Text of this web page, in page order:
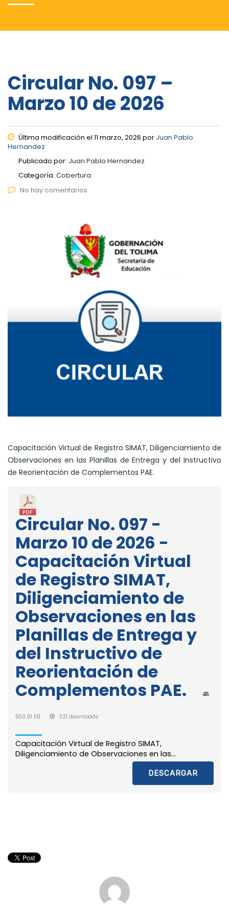
Circular No. 097 –
Marzo 10 de 2026
Última modificación el 11 marzo, 2026 por Juan Pablo
Hernandez
Publicado por: Juan Pablo Hernandez
Categoría: Cobertura
No hay comentarios
Capacitación Virtual de Registro SIMAT, Diligenciamiento de
Observaciones en las Planillas de Entrega y del Instructivo
de Reorientación de Complementos PAE.
Circular No. 097 -
Marzo 10 de 2026 -
Capacitación Virtual
de Registro SIMAT,
Diligenciamiento de
Observaciones en las
Planillas de Entrega y
del Instructivo de
Reorientación de
Complementos PAE.
500.91 KB 321 downloads
Capacitación Virtual de Registro SIMAT,
Diligenciamiento de Observaciones en las...
DESCARGAR